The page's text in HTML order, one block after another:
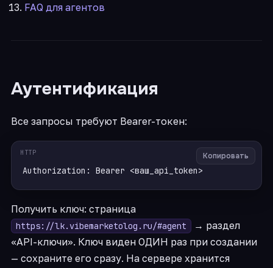
FAQ для агентов
Аутентификация
Все запросы требуют Bearer-токен:
Копировать
HTTP
Получить ключ: страница
https://lk.vibemarketolog.ru/#agent
→ раздел
«API-ключи». Ключ виден ОДИН раз при создании
— сохраните его сразу. На сервере хранится